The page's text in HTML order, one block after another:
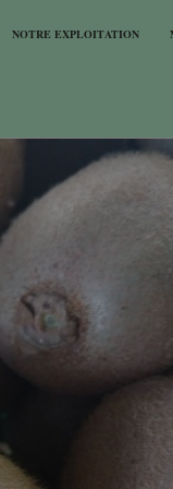
NOTRE EXPLOITATION